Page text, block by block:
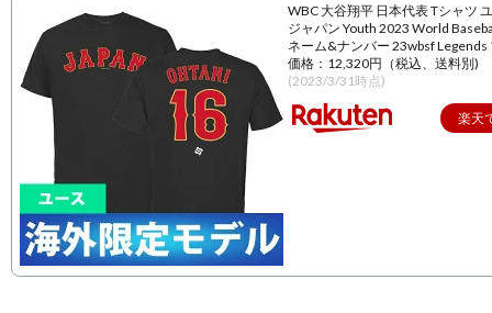
WBC 大谷翔平 日本代表 Tシャツ
ジャパン Youth 2023 World
ネーム&ナンバー 23wbsf Legends
価格：12,320円（税込、送料別)
(2023/3/31時点)
楽天